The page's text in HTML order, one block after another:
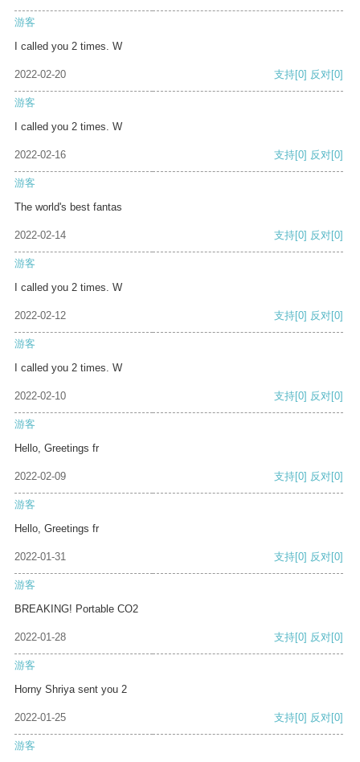
游客
I called you 2 times. W
2022-02-20 支持[0] 反对[0]
游客
I called you 2 times. W
2022-02-16 支持[0] 反对[0]
游客
The world's best fantas
2022-02-14 支持[0] 反对[0]
游客
I called you 2 times. W
2022-02-12 支持[0] 反对[0]
游客
I called you 2 times. W
2022-02-10 支持[0] 反对[0]
游客
Hello, Greetings fr
2022-02-09 支持[0] 反对[0]
游客
Hello, Greetings fr
2022-01-31 支持[0] 反对[0]
游客
BREAKING! Portable CO2
2022-01-28 支持[0] 反对[0]
游客
Horny Shriya sent you 2
2022-01-25 支持[0] 反对[0]
游客